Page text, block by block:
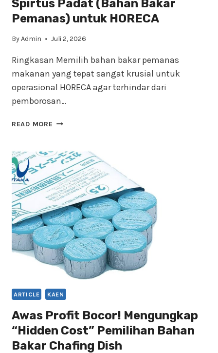
Spirtus Padat (Bahan Bakar
Pemanas) untuk HORECA
ByAdmin Juli 2, 2026
Ringkasan Memilih bahan bakar pemanas
makanan yang tepat sangat krusial untuk
operasional HORECA agar terhindar dari
pemborosan…
READ MORE PANDUAN
SPIRTUS
PADAT
(BAHAN
BAKAR
PEMANAS)
UNTUK
HORECA
ARTICLE KAEN
Awas Profit Bocor! Mengungkap
“Hidden Cost” Pemilihan Bahan
Bakar Chafing Dish